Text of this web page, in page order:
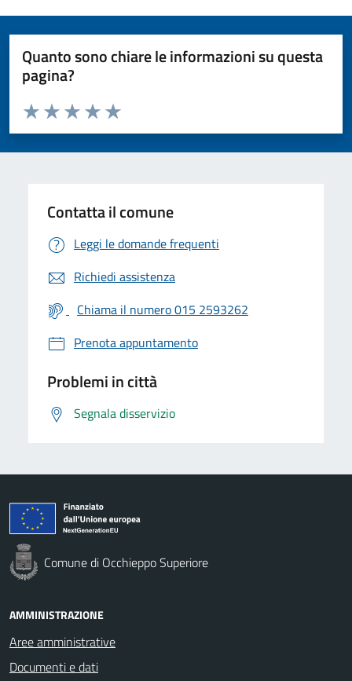
Quanto sono chiare le informazioni su questa
pagina?
Valuta da 1 a 5 stelle la pagina
Valuta 5 stelle su 5
Valuta 4 stelle su 5
Valuta 3 stelle su 5
Valuta 2 stelle su 5
Valuta 1 stelle su 5
Contatta il comune
Leggi le domande frequenti
Richiedi assistenza
Chiama il numero 015 2593262
Prenota appuntamento
Problemi in città
Segnala disservizio
Comune di Occhieppo Superiore
AMMINISTRAZIONE
Aree amministrative
Documenti e dati